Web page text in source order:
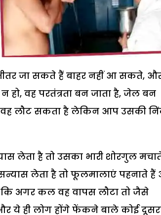
जा सकते हैं बाहर नहीं आ सकते,
हो, वह परतंत्रता बन जाता है, जेल बन
वह लौट सकता है लेकिन आप उसकी
लेता है तो उसका भारी शोरगुल
लेता है तो फूलमालाएं पहनाते
कि अगर कल वह वापस लौटा तो जैसे
ये ही लोग होंगे फेंकने बाले कोई